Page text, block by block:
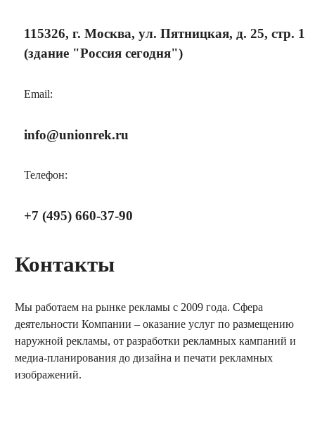
115326, г. Москва, ул. Пятницкая, д. 25, стр. 1
(здание "Россия сегодня")
Email:
info@unionrek.ru
Телефон:
+7 (495) 660-37-90
Контакты
Мы работаем на рынке рекламы с 2009 года. Сфера
деятельности Компании – оказание услуг по размещению
наружной рекламы, от разработки рекламных кампаний и
медиа-планирования до дизайна и печати рекламных
изображений.